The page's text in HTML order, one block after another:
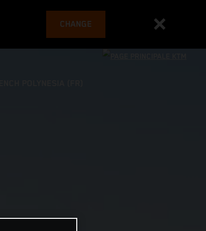
CHANGE